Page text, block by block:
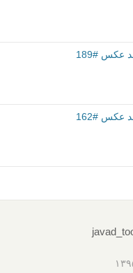
های برجسته هفته گذشته:
معنایی بسیار خوبی با رنج
بار و فشاری که کارگر متحمل
اولین نگاه، متوجه
و لباسش به طور معنا
هستیم: طاقهای تکرار
تضاد خوبی با آجرهای شکسته
اتفاقی باشد ولی به
سازنده خوانندگان عزیزمان
نقد بر عهده شما است. از این
مطالعه تمامی نقد های